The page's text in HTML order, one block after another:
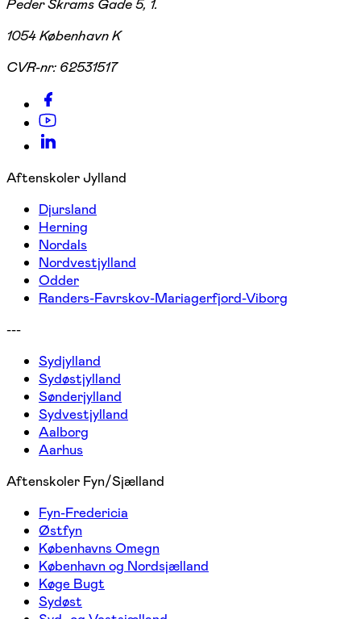
Peder Skrams Gade 5, 1.
1054 København K
CVR-nr: 62531517
Aftenskoler Jylland
Djursland
Herning
Nordals
Nordvestjylland
Odder
Randers-Favrskov-Mariagerfjord-Viborg
---
Sydjylland
Sydøstjylland
Sønderjylland
Sydvestjylland
Aalborg
Aarhus
Aftenskoler Fyn/Sjælland
Fyn-Fredericia
Østfyn
Københavns Omegn
København og Nordsjælland
Køge Bugt
Sydøst